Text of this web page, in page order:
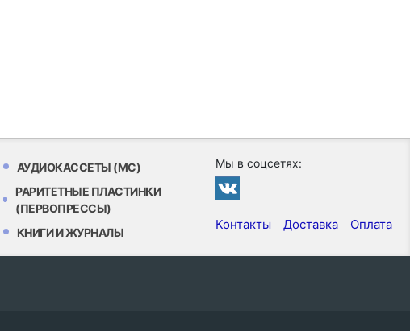
АУДИОКАССЕТЫ (MC)
РАРИТЕТНЫЕ ПЛАСТИНКИ
(ПЕРВОПРЕССЫ)
КНИГИ И ЖУРНАЛЫ
Мы в соцсетях:
Контакты Доставка Оплата